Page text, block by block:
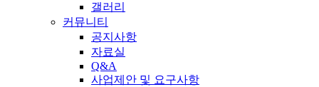
갤러리
커뮤니티
공지사항
자료실
Q&A
사업제안 및 요구사항